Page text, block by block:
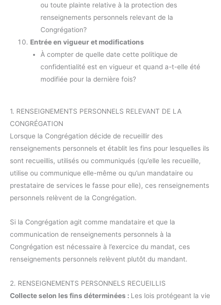
ou toute plainte relative à la protection des
renseignements personnels relevant de la
Congrégation?
Entrée en vigueur et modifications
À compter de quelle date cette politique de
confidentialité est en vigueur et quand a-t-elle été
modifiée pour la dernière fois?
1. RENSEIGNEMENTS PERSONNELS RELEVANT DE LA
CONGRÉGATION
Lorsque la Congrégation décide de recueillir des
renseignements personnels et établit les fins pour lesquelles ils
sont recueillis, utilisés ou communiqués (qu’elle les recueille,
utilise ou communique elle-même ou qu’un mandataire ou
prestataire de services le fasse pour elle), ces renseignements
personnels relèvent de la Congrégation.
Si la Congrégation agit comme mandataire et que la
communication de renseignements personnels à la
Congrégation est nécessaire à l’exercice du mandat, ces
renseignements personnels relèvent plutôt du mandant.
2. RENSEIGNEMENTS PERSONNELS RECUEILLIS
Collecte selon les fins déterminées : Les lois protégeant la vie